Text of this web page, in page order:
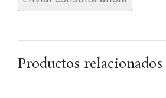
Productos relacionados